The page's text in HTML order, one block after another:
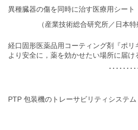
異種臓器の傷を同時に治す医療用シー
（産業技術総合研究所／日本
経口固形医薬品用コーティング剤『ポリ
より安全に，薬を効かせたい場所に届け
･･････
PTP 包装機のトレーサビリティシステム